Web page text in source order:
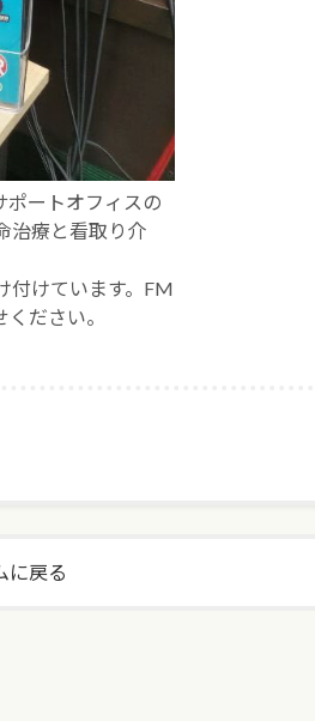
ポートオフィスの
治療と看取り介
付けています。FM
ださい。
に戻る